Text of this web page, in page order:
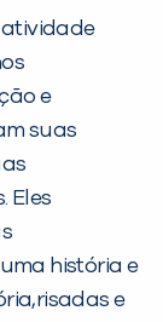
atividade
e
suas
Eles
história e
e
que